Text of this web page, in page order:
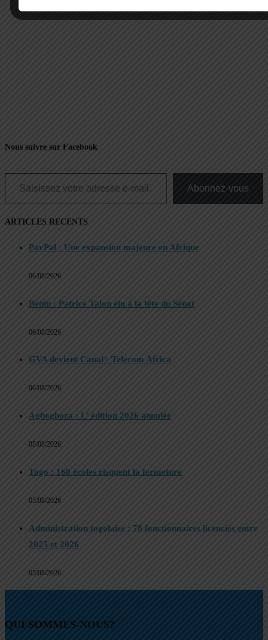
Nous suivre sur Facebook
Saisissez votre adresse e-mail…
Abonnez-vous
ARTICLES RECENTS
PayPal : Une expansion majeure en Afrique
06/08/2026
Bénin : Patrice Talon élu à la tête du Sénat
06/08/2026
GVA devient Canal+ Telecom Africa
06/08/2026
Agbogboza : L’ édition 2026 annulée
05/08/2026
Togo : 160 écoles risquent la fermeture
05/08/2026
Administration togolaise : 78 fonctionnaires licenciés entre
2025 et 2026
05/08/2026
QUI SOMMES-NOUS?